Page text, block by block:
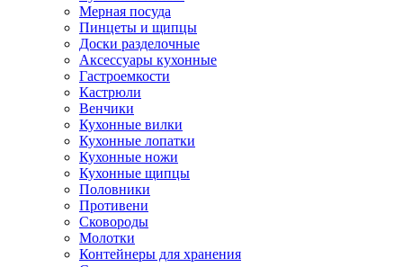
Мерная посуда
Пинцеты и щипцы
Доски разделочные
Аксессуары кухонные
Гастроемкости
Кастрюли
Венчики
Кухонные вилки
Кухонные лопатки
Кухонные ножи
Кухонные щипцы
Половники
Противени
Сковороды
Молотки
Контейнеры для хранения